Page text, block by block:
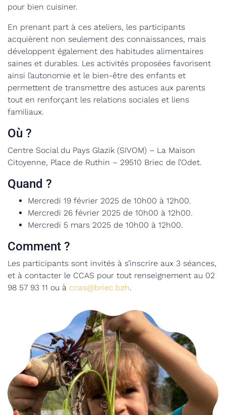
pour bien cuisiner.
En prenant part à ces ateliers, les participants
acquièrent non seulement des connaissances, mais
développent également des habitudes alimentaires
saines et durables. Les activités proposées favorisent
ainsi l’autonomie et le bien-être des enfants et
permettent de transmettre des astuces aux parents
tout en renforçant les relations sociales et liens
familiaux.
Où ?
Centre Social du Pays Glazik (SIVOM) – La Maison
Citoyenne, Place de Ruthin – 29510 Briec de l’Odet.
Quand ?
Mercredi 19 février 2025 de 10h00 à 12h00.
Mercredi 26 février 2025 de 10h00 à 12h00.
Mercredi 5 mars 2025 de 10h00 à 12h00.
Comment ?
Les participants sont invités à s’inscrire aux 3 séances,
et à contacter le CCAS pour tout renseignement au 02
98 57 93 11 ou à ccas@briec.bzh.